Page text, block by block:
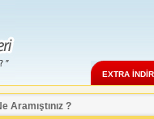
EXTRA